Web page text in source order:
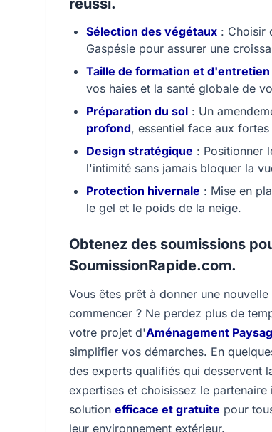
réussi.
Sélection des végétaux : Choisir
Gaspésie pour assurer une
Taille de formation et d'entretien
vos haies et la santé globale de
Préparation du sol : Un
profond, essentiel face aux
Design stratégique : Positionner
l'intimité sans jamais bloquer la
Protection hivernale : Mise en
le gel et le poids de la neige.
Obtenez des soumissions
SoumissionRapide.com.
Vous êtes prêt à donner une
commencer ? Ne perdez plus de
votre projet d'Aménagement
simplifier vos démarches. En
des experts qualifiés qui desservent
expertises et choisissez le
solution efficace et gratuite pour
leur environnement extérieur.